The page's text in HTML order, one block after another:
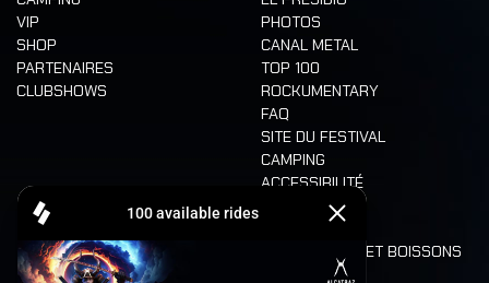
VIP
SHOP
PARTENAIRES
CLUBSHOWS
PHOTOS
CANAL METAL
TOP 100
ROCKUMENTARY
FAQ
SITE DU FESTIVAL
CAMPING
ACCESSIBILITÉ
CASHLESS
ALIMENTATION ET BOISSONS